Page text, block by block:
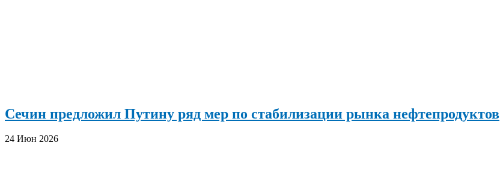
Сечин предложил Путину ряд мер по стабилизации рынка нефтепродуктов
24 Июн 2026